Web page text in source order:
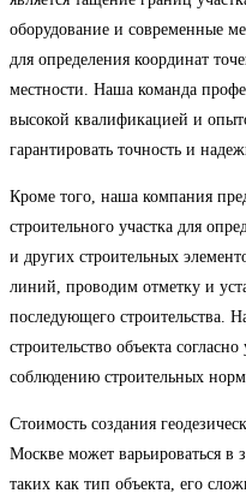
оборудование и современные
для определения координат
местности. Наша команда
высокой квалификацией и
гарантировать точность и
Кроме того, наша компания
строительного участка для
и других строительных
линий, проводим отметку и
последующего строительства.
строительство объекта
соблюдению строительных
Стоимость создания
Москве может варьироваться в
таких как тип объекта, его